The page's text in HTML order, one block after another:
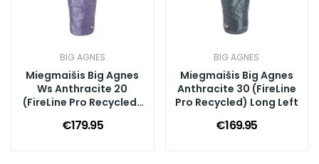
BIG AGNES
Miegmaišis Big Agnes
Ws Anthracite 20
(FireLine Pro Recycled)
€179.95
BIG AGNES
Miegmaišis Big Agnes
Anthracite 30 (FireLine
Pro Recycled) Long Left
€169.95